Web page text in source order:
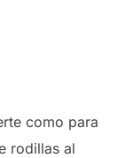
como para
rodillas al